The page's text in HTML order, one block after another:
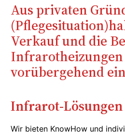
Aus privaten
Verkauf und die
Infrarotheizungen
vorübergehend
Infrarot-Lösungen
Wir bieten KnowHow und